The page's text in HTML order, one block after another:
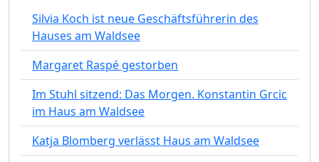
Silvia Koch ist neue Geschäftsführerin des
Hauses am Waldsee
Margaret Raspé gestorben
Im Stuhl sitzend: Das Morgen. Konstantin Grcic
im Haus am Waldsee
Katja Blomberg verlässt Haus am Waldsee